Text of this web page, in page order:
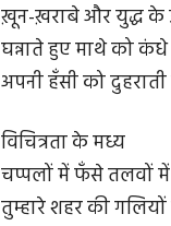
ख़ून-ख़राबे और युद्ध के
घन्नाते हुए माथे को
अपनी हँसी को
विचित्रता के मध्य
चप्पलों में फँसे तलवों
तुम्हारे शहर की